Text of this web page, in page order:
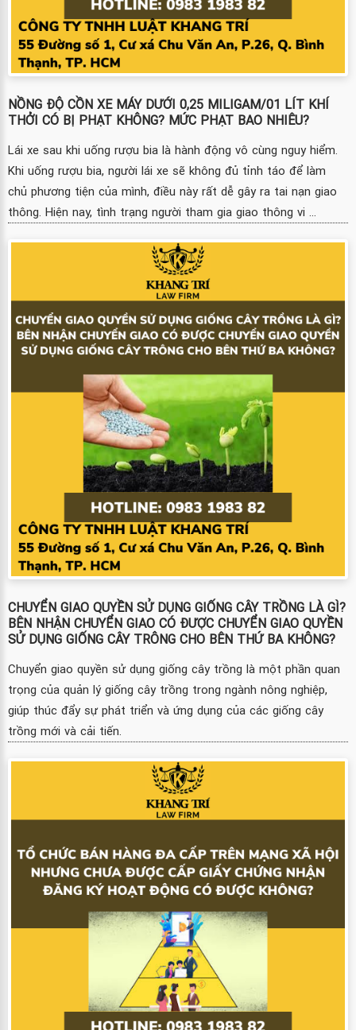
NỒNG ĐỘ CỒN XE MÁY DƯỚI 0,25 MILIGAM/01 LÍT KHÍ
THỞI CÓ BỊ PHẠT KHÔNG? MỨC PHẠT BAO NHIÊU?
Lái xe sau khi uống rượu bia là hành động vô cùng nguy hiểm.
Khi uống rượu bia, người lái xe sẽ không đủ tỉnh táo để làm
chủ phương tiện của mình, điều này rất dễ gây ra tai nạn giao
thông. Hiện nay, tình trạng người tham gia giao thông vi ...
CHUYỂN GIAO QUYỀN SỬ DỤNG GIỐNG CÂY TRỒNG LÀ GÌ?
BÊN NHẬN CHUYỂN GIAO CÓ ĐƯỢC CHUYỂN GIAO QUYỀN
SỬ DỤNG GIỐNG CÂY TRÔNG CHO BÊN THỨ BA KHÔNG?
Chuyển giao quyền sử dụng giống cây trồng là một phần quan
trọng của quản lý giống cây trồng trong ngành nông nghiệp,
giúp thúc đẩy sự phát triển và ứng dụng của các giống cây
trồng mới và cải tiến.